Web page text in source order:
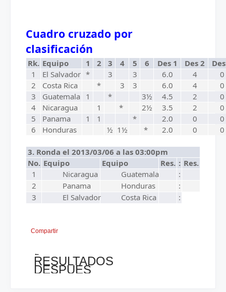
Cuadro cruzado por
clasificación
Rk. Equipo 1 2 3 4 5 6 Des 1 Des 2
1
El Salvador * 3 3 6.0 4
0
2
Costa Rica * 3 3 6.0 4
0
3
Guatemala 1 * 3½ 4.5 2
0
4
Nicaragua 1 * 2½ 3.5 2
0
5
Panama 1 1 * 2.0 0
0
6
Honduras ½ 1½ * 2.0 0 0
3. Ronda el 2013/03/06 a las 03:00pm
No. Equipo Equipo Res. : Res.
1
Nicaragua Guatemala
:
2
Panama Honduras
:
3
El Salvador Costa Rica :
Compartir
←
RESULTADOS
DESPUES